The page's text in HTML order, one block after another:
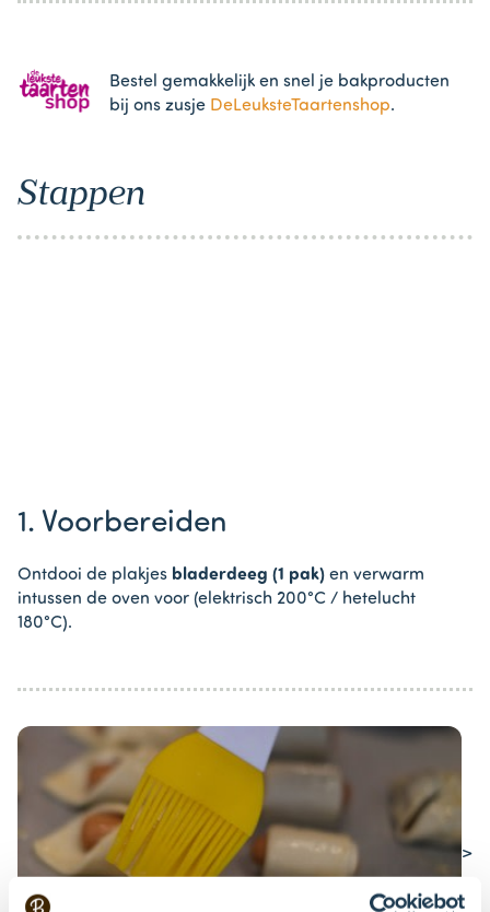
Bestel gemakkelijk en snel je bakproducten
bij ons zusje DeLeuksteTaartenshop.
Stappen
1. Voorbereiden
Ontdooi de plakjes bladerdeeg (1 pak) en verwarm
intussen de oven voor (elektrisch 200°C / hetelucht
180°C).
>